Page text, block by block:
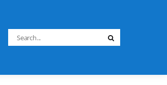
Search
for: